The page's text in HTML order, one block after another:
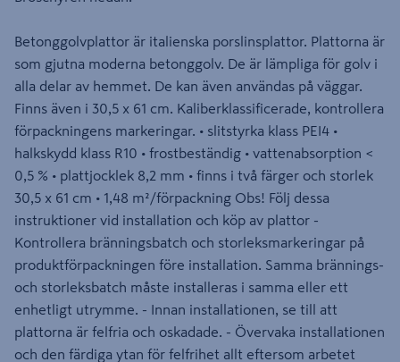
Betonggolvplattor är italienska porslinsplattor. Plattorna är
som gjutna moderna betonggolv. De är lämpliga för golv i
alla delar av hemmet. De kan även användas på väggar.
Finns även i 30,5 x 61 cm. Kaliberklassificerade, kontrollera
förpackningens markeringar. • slitstyrka klass PEI4 •
halkskydd klass R10 • frostbeständig • vattenabsorption <
0,5 % • plattjocklek 8,2 mm • finns i två färger och storlek
30,5 x 61 cm • 1,48 m²/förpackning Obs! Följ dessa
instruktioner vid installation och köp av plattor -
Kontrollera bränningsbatch och storleksmarkeringar på
produktförpackningen före installation. Samma brännings-
och storleksbatch måste installeras i samma eller ett
enhetligt utrymme. - Innan installationen, se till att
plattorna är felfria och oskadade. - Övervaka installationen
och den färdiga ytan för felfrihet allt eftersom arbetet